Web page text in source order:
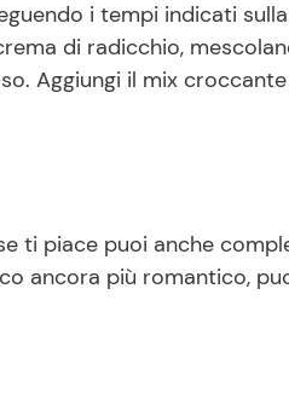
i tempi indicati sulla
di radicchio,
Aggiungi il mix
ti piace puoi anche
ancora più romantico,